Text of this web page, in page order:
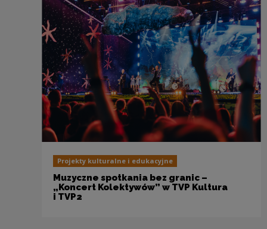
Projekty kulturalne i edukacyjne
Muzyczne spotkania bez granic –
„Koncert Kolektywów” w TVP Kultura
i TVP2